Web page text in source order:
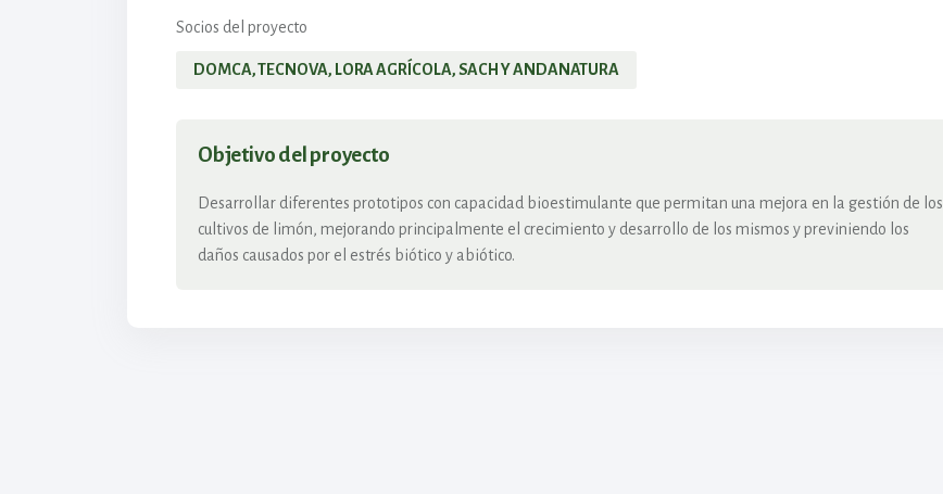
Socios del proyecto
DOMCA, TECNOVA, LORA AGRÍCOLA, SACH Y ANDANATURA
Objetivo del proyecto
Desarrollar diferentes prototipos con capacidad bioestimulante que permitan una mejora en la gestión de los
cultivos de limón, mejorando principalmente el crecimiento y desarrollo de los mismos y previniendo los
daños causados por el estrés biótico y abiótico.